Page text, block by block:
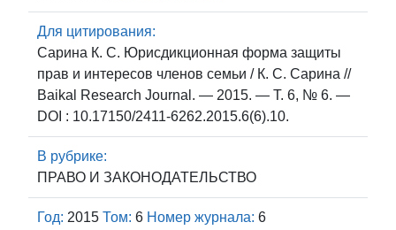
Для цитирования:
Сарина К. С. Юрисдикционная форма защиты
прав и интересов членов семьи / К. С. Сарина //
Baikal Research Journal. — 2015. — Т. 6, № 6. —
DOI : 10.17150/2411-6262.2015.6(6).10.
В рубрике:
ПРАВО И ЗАКОНОДАТЕЛЬСТВО
Год: 2015 Том: 6 Номер журнала: 6